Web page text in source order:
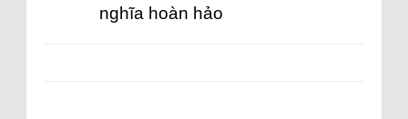
nghĩa hoàn hảo